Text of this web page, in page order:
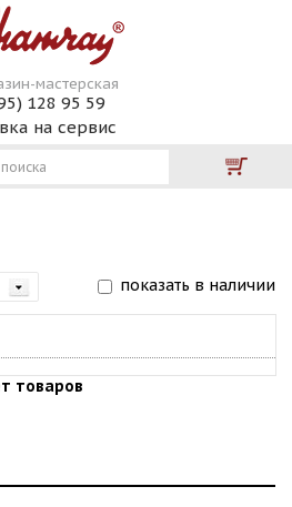
мастерская
128 95 59
на сервис
показать в наличии
товаров